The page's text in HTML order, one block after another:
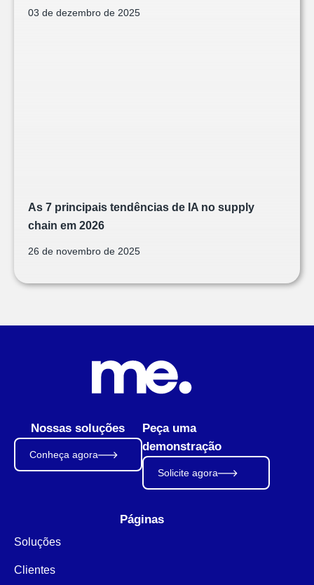
03 de dezembro de 2025
As 7 principais tendências de IA no supply
chain em 2026
26 de novembro de 2025
Nossas soluções
Conheça agora
Peça uma
demonstração
Solicite agora
Páginas
Soluções
Clientes